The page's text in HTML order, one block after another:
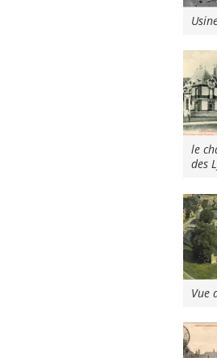
le
des
Vue